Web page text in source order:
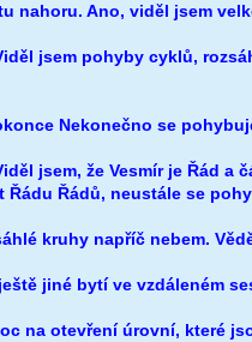
nahoru. Ano, viděl jsem
jsem pohyby cyklů,
Nekonečno se
jsem, že Vesmír je Řád a
Řádů, neustále se
kruhy napříč nebem.
jiné bytí ve vzdáleném
na otevření úrovní, které